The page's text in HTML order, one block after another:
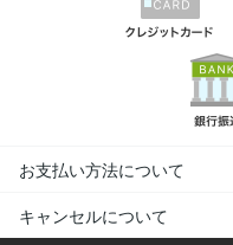
お支払い方法について
キャンセルについて